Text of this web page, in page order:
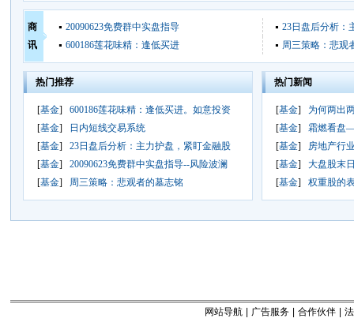
商
讯
20090623免费群中实盘指导
23日盘后分析：
600186莲花味精：逢低买进
周三策略：悲观
热门推荐
[基金]
600186莲花味精：逢低买进。如意投资
[基金]
日内短线交易系统
[基金]
23日盘后分析：主力护盘，紧盯金融股
[基金]
20090623免费群中实盘指导--风险波澜
[基金] 周三策略：悲观者的墓志铭
热门新闻
[基金]
为何两出
[基金]
霜燃看盘
[基金]
房地产行
[基金]
大盘股末
[基金] 权重股的
网站导航 广告服务 合作伙伴